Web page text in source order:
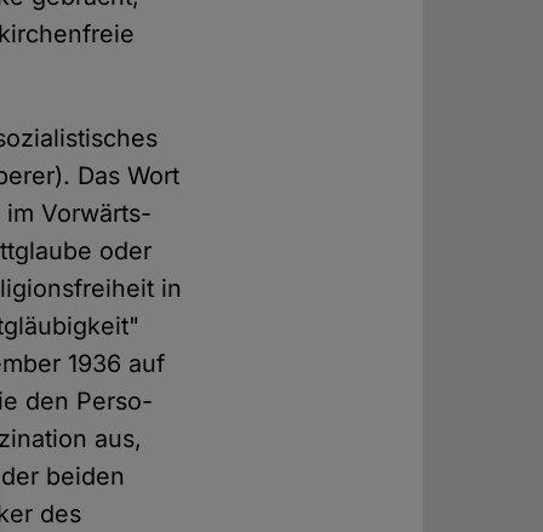
Das Wort
Vorwärts-
oder
in
1936 auf
den Perso­
aus,
beiden
des